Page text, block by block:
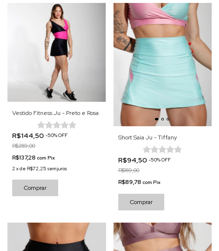
Vestido Fitness Ju - Preto e Rosa
R$144,50 -50%OFF
R$289,00
R$137,28 com Pix
2 xde R$72,25 sem juros
Comprar
Short Saia Ju - Tiffany
R$94,50 -50%OFF
R$189,00
R$89,78 com Pix
Comprar